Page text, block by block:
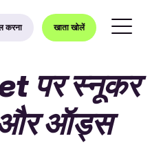
करना खाता खोलें
पर स्नूकर
और ऑड्स